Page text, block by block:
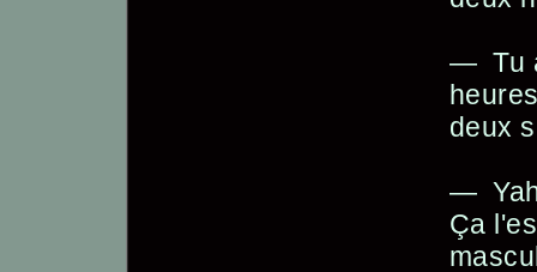
— Tu
deux
—
Ça